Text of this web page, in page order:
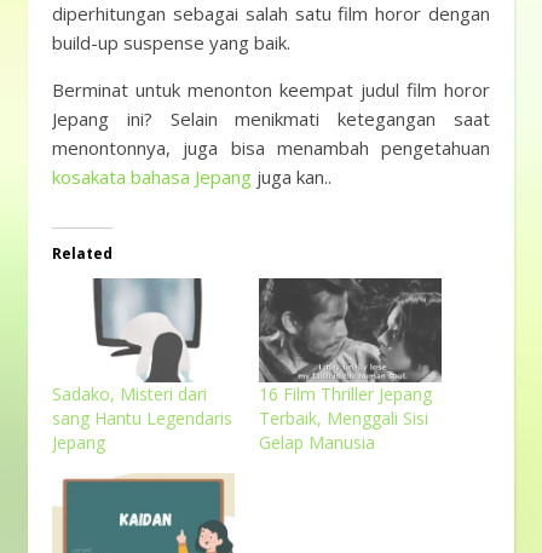
diperhitungan sebagai salah satu film horor dengan
build-up suspense yang baik.
Berminat untuk menonton keempat judul film horor
Jepang ini? Selain menikmati ketegangan saat
menontonnya, juga bisa menambah pengetahuan
kosakata bahasa Jepang juga kan..
Related
Sadako, Misteri dari
sang Hantu Legendaris
Jepang
16 Film Thriller Jepang
Terbaik, Menggali Sisi
Gelap Manusia